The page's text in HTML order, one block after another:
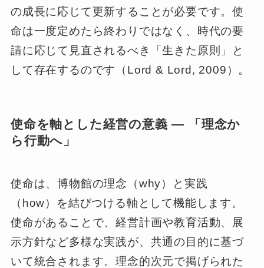
の成長に応じて更新することが必要です。使
命は一度定めたら終わりではなく、時代の要
請に応じて見直されるべき「生きた原則」と
して存在するのです（Lord & Lord, 2009）。
使命を軸とした経営の意義 ― 「理念か
ら行動へ」
使命は、博物館の理念（why）と実践
（how）を結びつける軸として機能します。
使命があることで、経営計画や教育活動、展
示方針など多様な実践が、共通の目的に基づ
いて統合されます。理念的次元で掲げられた